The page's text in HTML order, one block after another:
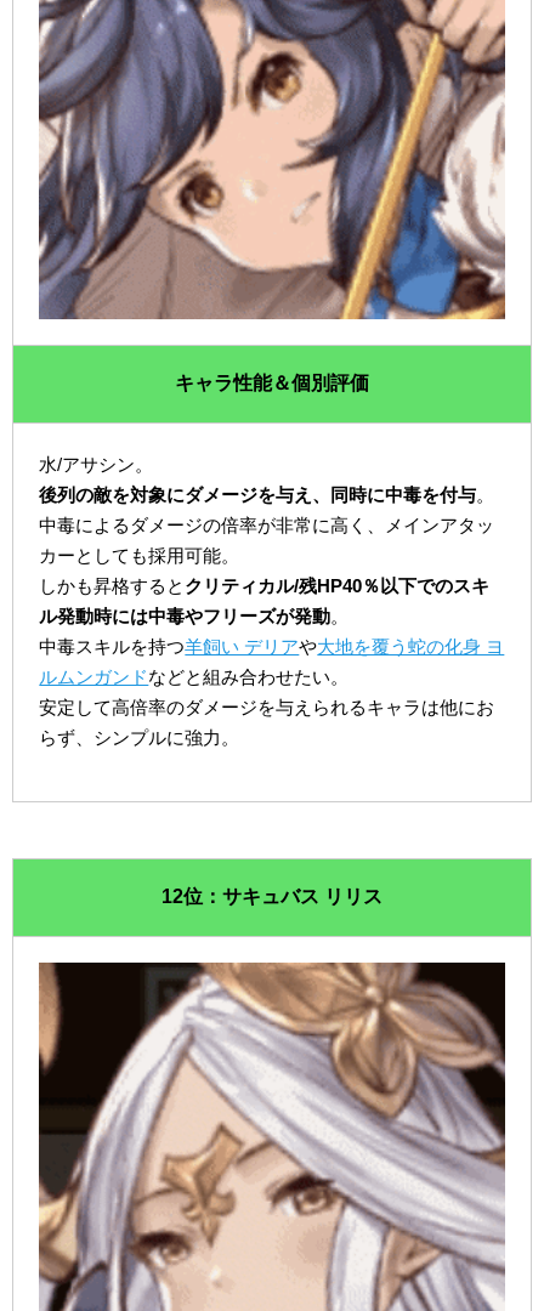
キャラ性能＆個別評価
水/アサシン。
後列の敵を対象にダメージを与え、同時に中毒を付与。
中毒によるダメージの倍率が非常に高く、メインアタッ
カーとしても採用可能。
しかも昇格すると クリティカル/残HP40％以下でのスキ
ル発動時には中毒やフリーズが発動。
中毒スキルを持つ羊飼い デリアや大地を覆う蛇の化身 ヨ
ルムンガンドなどと組み合わせたい。
安定して高倍率のダメージを与えられるキャラは他にお
らず、シンプルに強力。
12位：サキュバス リリス